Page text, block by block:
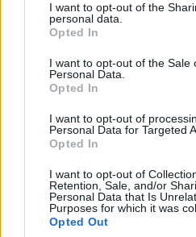
not limited to your visit or usage
grant or deny consent to Google
use your data for below
consent section.
I want to opt-out of the
personal data.
Opted In
I want to opt-out of the Sale
Personal Data.
Opted In
I want to opt-out of
Personal Data for Targeted
Opted In
I want to opt-out of
Retention, Sale, and/or
Personal Data that Is
Purposes for which it was
Opted Out
Ariana Grande debutta al
Letizia Fontana · 8 Ago 2026